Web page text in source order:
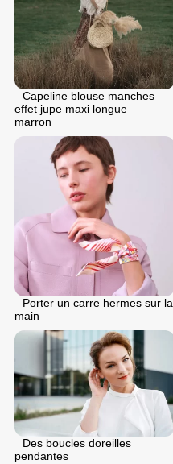
Capeline blouse manches
effet jupe maxi longue
marron
Porter un carre hermes sur la
main
Des boucles doreilles
pendantes